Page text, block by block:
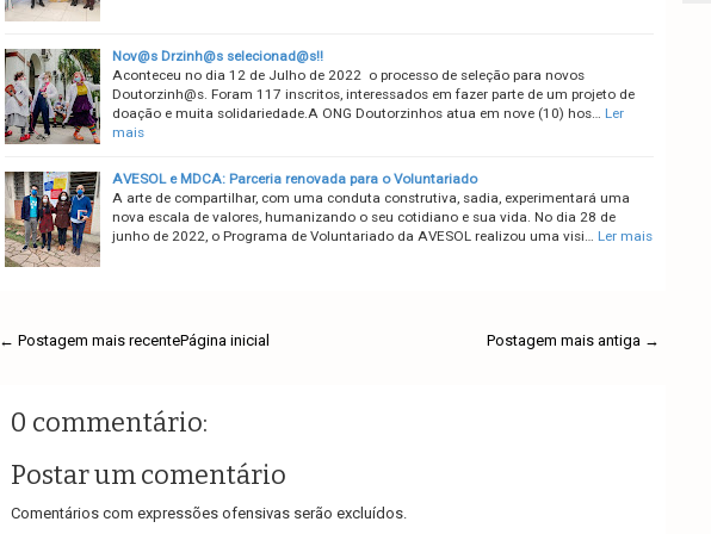
Nov@s Drzinh@s selecionad@s!!
Aconteceu no dia 12 de Julho de 2022 o processo de seleção para novos
Doutorzinh@s. Foram 117 inscritos, interessados em fazer parte de um projeto de
doação e muita solidariedade.A ONG Doutorzinhos atua em nove (10) hos…
Ler
mais
AVESOL e MDCA: Parceria renovada para o Voluntariado
A arte de compartilhar, com uma conduta construtiva, sadia, experimentará uma
nova escala de valores, humanizando o seu cotidiano e sua vida. No dia 28 de
junho de 2022, o Programa de Voluntariado da AVESOL realizou uma visi…
Ler mais
← Postagem mais recente Postagem mais antiga →
Página inicial
0 commentário:
Postar um comentário
Comentários com expressões ofensivas serão excluídos.